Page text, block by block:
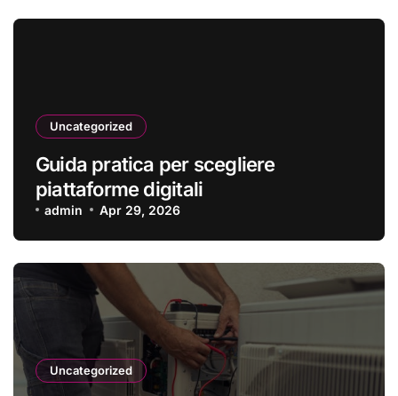
Uncategorized
Guida pratica per scegliere
piattaforme digitali
admin Apr 29, 2026
Uncategorized